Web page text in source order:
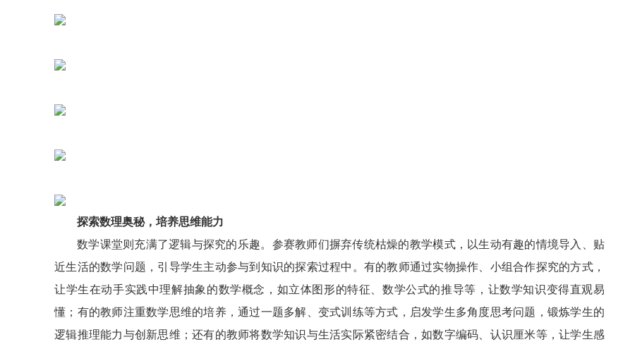
探索数理奥秘，培养思维能力
数学课堂则充满了逻辑与探究的乐趣。参赛教师们摒弃传统枯燥的教学模式，以生动有趣的情境导入、贴
近生活的数学问题，引导学生主动参与到知识的探索过程中。有的教师通过实物操作、小组合作探究的方式，
让学生在动手实践中理解抽象的数学概念，如立体图形的特征、数学公式的推导等，让数学知识变得直观易
懂；有的教师注重数学思维的培养，通过一题多解、变式训练等方式，启发学生多角度思考问题，锻炼学生的
逻辑推理能力与创新思维；还有的教师将数学知识与生活实际紧密结合，如数字编码、认识厘米等，让学生感